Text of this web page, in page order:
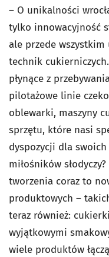
– O unikalności
tylko innowacyjność
ale przede wszystkim
technik
płynące z
pilotażowe linie
oblewarki, maszyny
sprzętu, które nasi
dyspozycji dla
miłośników
tworzenia coraz to
produktowych –
teraz również:
wyjątkowymi
wiele produktów